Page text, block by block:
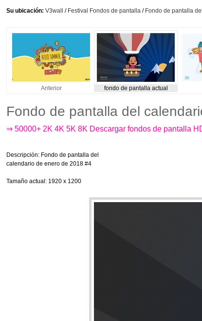
Su ubicación: V3wall / Festival Fondos de pantalla / Fondo de pantalla
Anterior fondo de pantalla actual
Fondo de pantalla del
⇒ 50000+ 2K 4K 5K 8K Descargar fondos de pantalla
Descripción: Fondo de pantalla del
calendario de enero de 2018 #4
Tamaño actual : 1920 x 1200